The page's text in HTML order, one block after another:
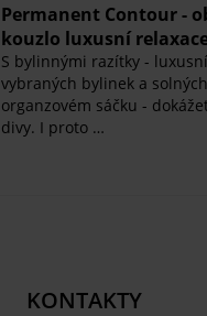
Permanent Contour -
kouzlo luxusní
S bylinnými razítky -
vybraných bylinek a
organzovém sáčku -
divy. I proto …
KONTAKTY